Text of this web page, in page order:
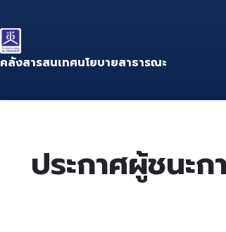
to
content
to
main
navigation
to
footer
คลังสารสนเทศนโยบายสาธารณะ
ประกาศผู้ชนะ